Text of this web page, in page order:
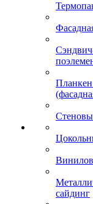
сайдинг